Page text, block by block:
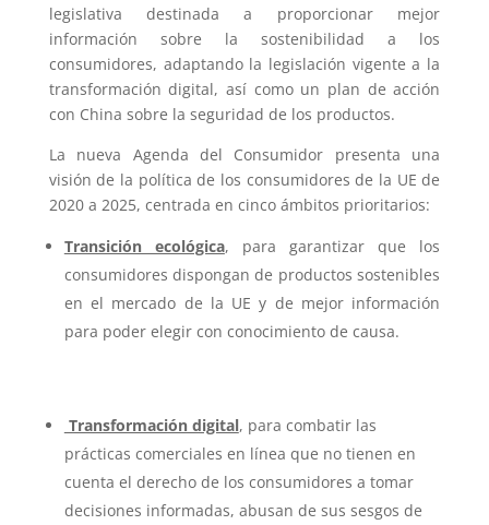
legislativa destinada a proporcionar mejor
información sobre la sostenibilidad a los
consumidores, adaptando la legislación vigente a la
transformación digital, así como un plan de acción
con China sobre la seguridad de los productos.
La nueva Agenda del Consumidor presenta una
visión de la política de los consumidores de la UE de
2020 a 2025, centrada en cinco ámbitos prioritarios:
Transición ecológica, para garantizar que los
consumidores dispongan de productos sostenibles
en el mercado de la UE y de mejor información
para poder elegir con conocimiento de causa.
Transformación digital, para combatir las
prácticas comerciales en línea que no tienen en
cuenta el derecho de los consumidores a tomar
decisiones informadas, abusan de sus sesgos de